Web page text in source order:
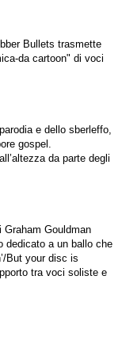
Bullets trasmette
da cartoon" di voci
e dello sberleffo,
gospel.
da parte degli
Graham Gouldman
dedicato a un ballo che
But your disc is
tra voci soliste e